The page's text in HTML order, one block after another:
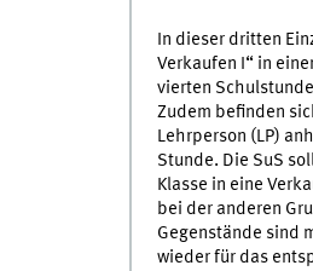
In dieser dritten
Verkaufen I“ in
vierten
Zudem befinden
Lehrperson (LP)
Stunde. Die SuS
Klasse in eine
bei der anderen
Gegenstände sind
wieder für das